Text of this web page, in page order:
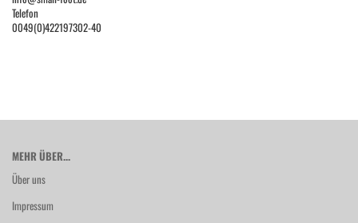
Telefon
0049(0)422197302-40
MEHR ÜBER...
Über uns
Impressum